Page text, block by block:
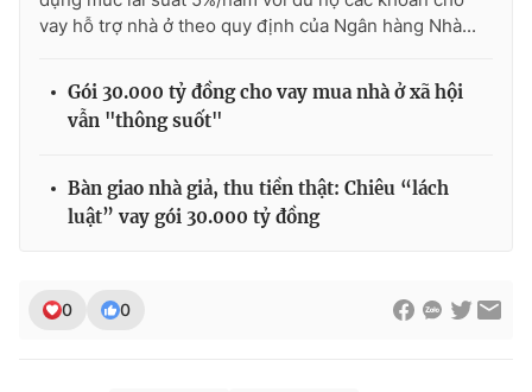
THỜI BÁO VTV
Theo dõi báo trên
Cơ quan chủ quản:
vay hỗ trợ nhà ở theo quy định của Ngân hàng Nhà...
Gói 30.000 tỷ đồng cho vay mua nhà ở xã hội
vẫn "thông suốt"
Bàn giao nhà giả, thu tiền thật: Chiêu “lách
luật” vay gói 30.000 tỷ đồng
0 0